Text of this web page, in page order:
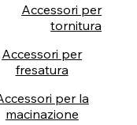
Accessori per
tornitura
Accessori per
fresatura
per la
macinazione